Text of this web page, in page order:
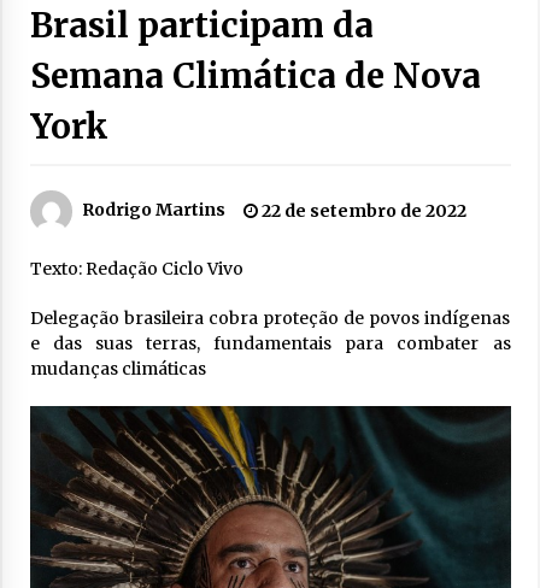
Brasil participam da
Semana Climática de Nova
York
Rodrigo Martins 22 de setembro de 2022
Texto: Redação Ciclo Vivo
Delegação brasileira cobra proteção de povos indígenas
e das suas terras, fundamentais para combater as
mudanças climáticas